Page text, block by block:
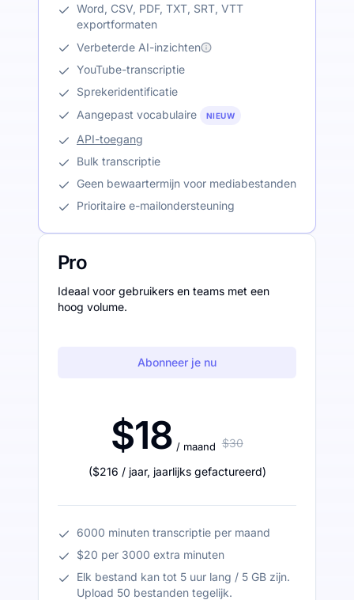
Word, CSV, PDF, TXT, SRT, VTT
exportformaten
Verbeterde AI-inzichten
YouTube-transcriptie
Sprekeridentificatie
Aangepast vocabulaire
NIEUW
API-toegang
Bulk transcriptie
Geen bewaartermijn voor mediabestanden
Prioritaire e-mailondersteuning
Pro
Ideaal voor gebruikers en teams met een
hoog volume.
Abonneer je nu
$18 / maand $30
($216 / jaar, jaarlijks gefactureerd)
6000 minuten transcriptie per maand
$20 per 3000 extra minuten
Elk bestand kan tot 5 uur lang / 5 GB zijn.
Upload 50 bestanden tegelijk.